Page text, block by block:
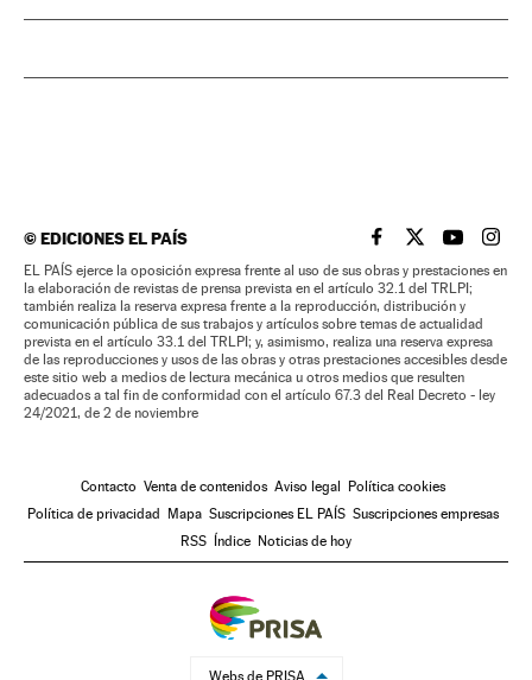
©EDICIONES EL PAÍS EL PAÍS BRASIL EN
EL PAÍSEL PAÍS
EL
EL PAÍS ejerce la oposición expresa frente al uso de sus obras y prestaciones en
la elaboración de revistas de prensa prevista en el artículo 32.1 del TRLPI;
también realiza la reserva expresa frente a la reproducción, distribución y
comunicación pública de sus trabajos y artículos sobre temas de actualidad
prevista en el artículo 33.1 del TRLPI; y, asimismo, realiza una reserva expresa
de las reproducciones y usos de las obras y otras prestaciones accesibles desde
este sitio web a medios de lectura mecánica u otros medios que resulten
adecuados a tal fin de conformidad con el artículo 67.3 del Real Decreto - ley
24/2021, de 2 de noviembre
Contacto Venta de contenidos Aviso legal Política cookies
Política de privacidad Mapa Suscripciones EL PAÍS Suscripciones empresas
RSS Índice Noticias de hoy
Webs de PRISA